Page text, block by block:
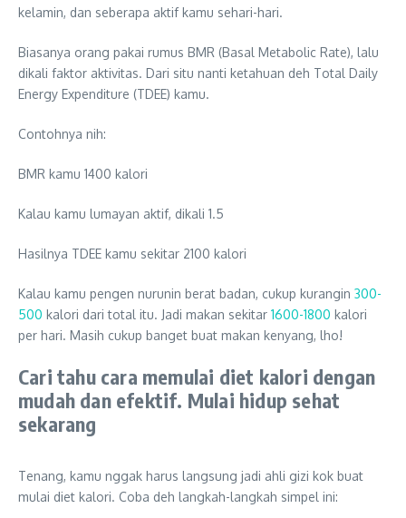
kelamin, dan seberapa aktif kamu sehari-hari.
Biasanya orang pakai rumus BMR (Basal Metabolic Rate), lalu
dikali faktor aktivitas. Dari situ nanti ketahuan deh Total Daily
Energy Expenditure (TDEE) kamu.
Contohnya nih:
BMR kamu 1400 kalori
Kalau kamu lumayan aktif, dikali 1.5
Hasilnya TDEE kamu sekitar 2100 kalori
Kalau kamu pengen nurunin berat badan, cukup kurangin 300-
500 kalori dari total itu. Jadi makan sekitar 1600-1800 kalori
per hari. Masih cukup banget buat makan kenyang, lho!
Cari tahu cara memulai diet kalori dengan
mudah dan efektif. Mulai hidup sehat
sekarang
Tenang, kamu nggak harus langsung jadi ahli gizi kok buat
mulai diet kalori. Coba deh langkah-langkah simpel ini: